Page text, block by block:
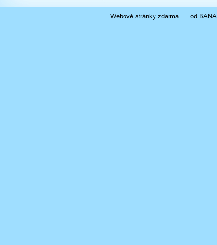
Webové stránky zdarma od